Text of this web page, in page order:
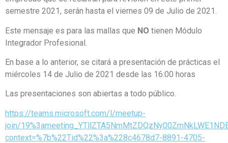
semestre 2021, serán hasta el viernes 09 de Julio de 2021.
Este mensaje es para las mallas que NO tienen Módulo
Integrador Profesional.
En base a lo anterior, se citará a presentación de prácticas el
miércoles 14 de Julio de 2021 desde las 16:00 horas
Las presentaciones son abiertas a todo público.
https://teams.microsoft.com/l/meetup-
join/
context=%7b%22Tid%22%3a%228c4678d7-8891-4705-